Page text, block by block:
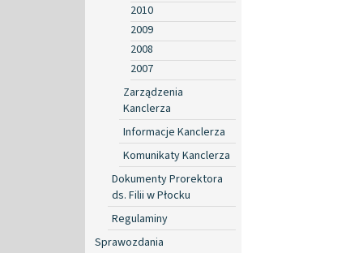
2010
2009
2008
2007
Zarządzenia
Kanclerza
Informacje Kanclerza
Komunikaty Kanclerza
Dokumenty Prorektora
ds. Filii w Płocku
Regulaminy
Sprawozdania